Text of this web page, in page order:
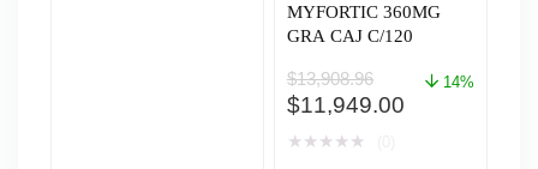
MYFORTIC 360MG
GRA CAJ C/120
$13,908.96
El
precio
$11,949.00El
14%
★ ★ ★ ★ ★